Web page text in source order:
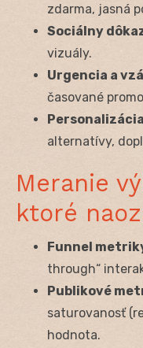
zdarma, jasná
Sociálny
vizuály.
Urgencia a
časované
alternatívy,
Meranie
ktoré
Funnel
through“
Publikové
saturovanosť
hodnota.